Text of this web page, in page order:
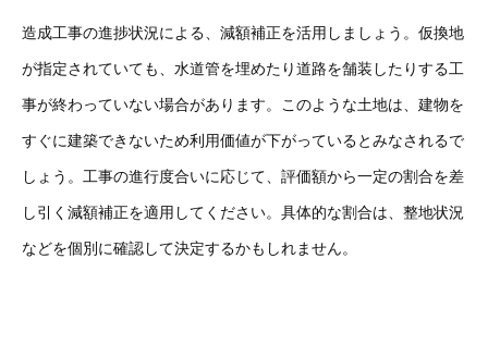
造成工事の進捗状況による、減額補正を活用しましょう。仮換地
が指定されていても、水道管を埋めたり道路を舗装したりする工
事が終わっていない場合があります。このような土地は、建物を
すぐに建築できないため利用価値が下がっているとみなされるで
しょう。工事の進行度合いに応じて、評価額から一定の割合を差
し引く減額補正を適用してください。具体的な割合は、整地状況
などを個別に確認して決定するかもしれません。